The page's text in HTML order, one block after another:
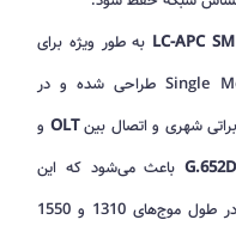
LC-APC به طور ویژه برای
اتصال تجهیزات شبکه‌های فیبرنوری Single Mode طراحی شده و در
OLT و
باعث می‌شود که این
محصول برای انتقال داده با حداقل افت در طول موج‌های 1310 و 1550